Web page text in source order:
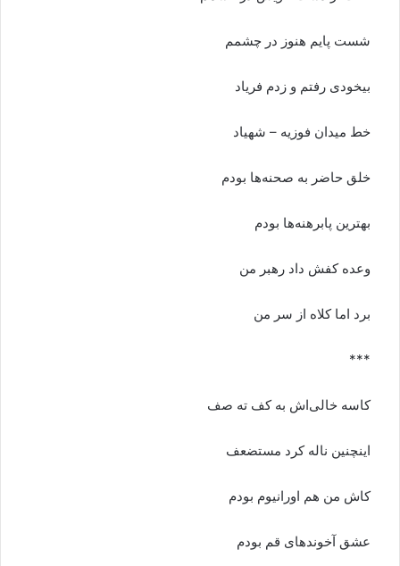
شست پایم هنوز در چشمم
بیخودی رفتم و زدم فریاد
خط میدان فوزیه – شهیاد
خلق حاضر به صحنه‌ها بودم
بهترین پابرهنه‌ها بودم
وعده کفش داد رهبر من
برد اما کلاه از سر من
***
کاسه خالی‌اش به کف ته صف
اینچنین ناله کرد مستضعف
کاش من هم اورانیوم بودم
عشق آخوندهای قم بودم